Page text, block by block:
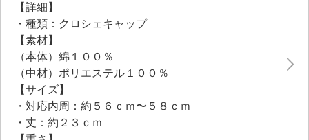
肌当たりが柔らかで、お顔に跡が付きにくい仕様。
■使い勝手の良い仕様：
全体を柔らかな素材でお作りしているので、コンパク
トに折りたたんで持ち運びができます。
急な宅配便や、朝のゴミ出しの際に、目深に被って眉
毛を隠してすっぴん隠しのようにしてもお使いいただ
けます。
手洗いができます。
【詳細】
・種類：クロシェキャップ
【素材】
（本体）綿１００％
（中材）ポリエステル１００％
【サイズ】
・対応内周：約５６ｃｍ〜５８ｃｍ
・丈：約２３ｃｍ